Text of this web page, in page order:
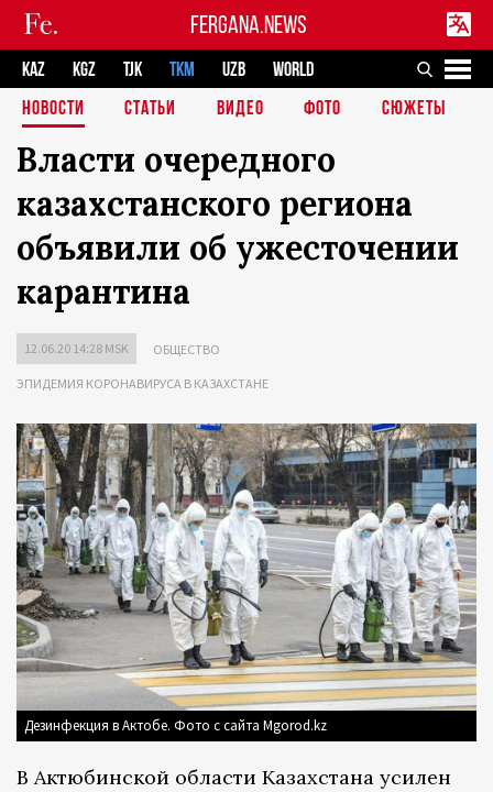
FERGANA.NEWS
KAZ KGZ TJK TKM UZB
WORLD
НОВОСТИ
СТАТЬИ ВИДЕО ФОТО СЮЖЕТЫ
Власти очередного
казахстанского региона
объявили об ужесточении
карантина
12.06.20 14:28 MSK ОБЩЕСТВО
ЭПИДЕМИЯ КОРОНАВИРУСА В КАЗАХСТАНЕ
Дезинфекция в Актобе. Фото с сайта Mgorod.kz
В Актюбинской области Казахстана усилен